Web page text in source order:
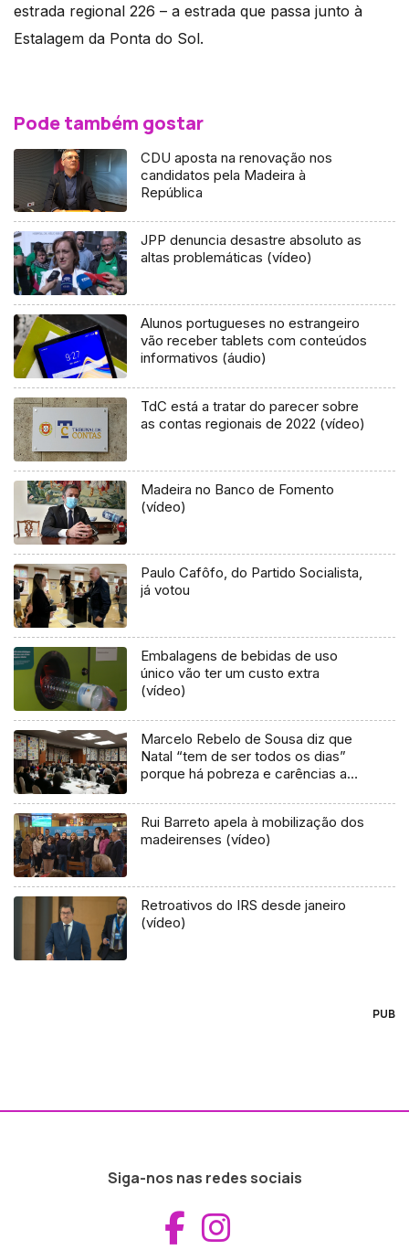
estrada regional 226 – a estrada que passa junto à
Estalagem da Ponta do Sol.
Pode também gostar
CDU aposta na renovação nos
candidatos pela Madeira à
República
JPP denuncia desastre absoluto as
altas problemáticas (vídeo)
Alunos portugueses no estrangeiro
vão receber tablets com conteúdos
informativos (áudio)
TdC está a tratar do parecer sobre
as contas regionais de 2022 (vídeo)
Madeira no Banco de Fomento
(vídeo)
Paulo Cafôfo, do Partido Socialista,
já votou
Embalagens de bebidas de uso
único vão ter um custo extra
(vídeo)
Marcelo Rebelo de Sousa diz que
Natal “tem de ser todos os dias”
porque há pobreza e carências a
Rui Barreto apela à mobilização dos
madeirenses (vídeo)
Retroativos do IRS desde janeiro
(vídeo)
PUB
Siga-nos nas redes sociais
Aceder ao